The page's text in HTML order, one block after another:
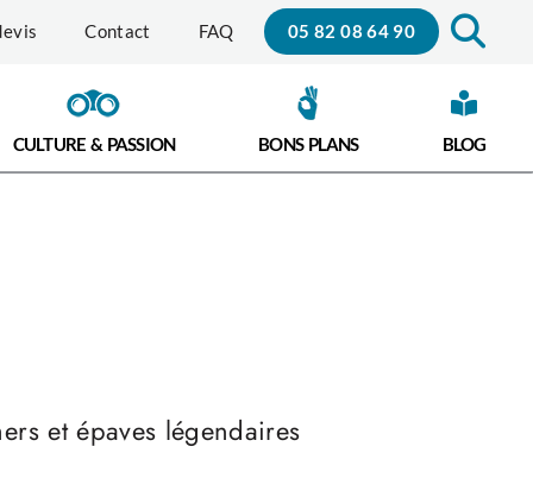
Contact FAQ 05 82 08 64 90
CULTURE & PASSION BONS PLANS BLOG
et épaves légendaires